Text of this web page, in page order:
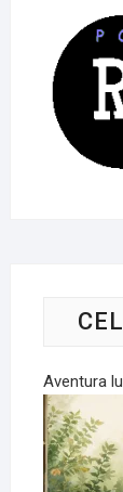
Aventura